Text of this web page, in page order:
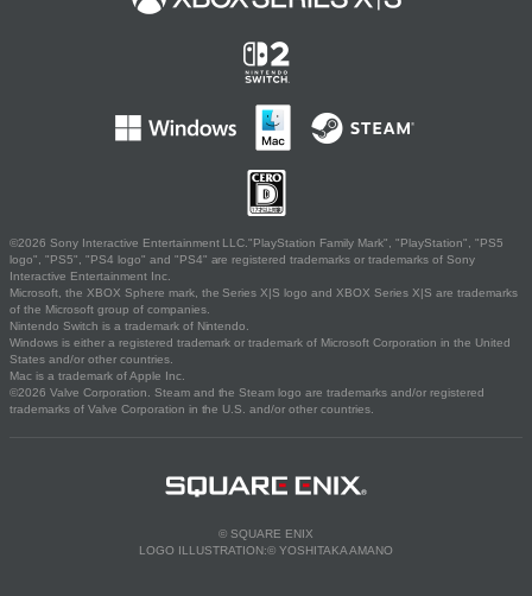
©2026 Sony Interactive Entertainment LLC."PlayStation Family Mark", "PlayStation", "PS5
logo", "PS5", "PS4 logo" and "PS4" are registered trademarks or trademarks of Sony
Interactive Entertainment Inc.
Microsoft, the XBOX Sphere mark, the Series X|S logo and XBOX Series X|S are trademarks
of the Microsoft group of companies.
Nintendo Switch is a trademark of Nintendo.
Windows is either a registered trademark or trademark of Microsoft Corporation in the United
States and/or other countries.
Mac is a trademark of Apple Inc.
©2026 Valve Corporation. Steam and the Steam logo are trademarks and/or registered
trademarks of Valve Corporation in the U.S. and/or other countries.
© SQUARE ENIX
LOGO ILLUSTRATION:© YOSHITAKA AMANO